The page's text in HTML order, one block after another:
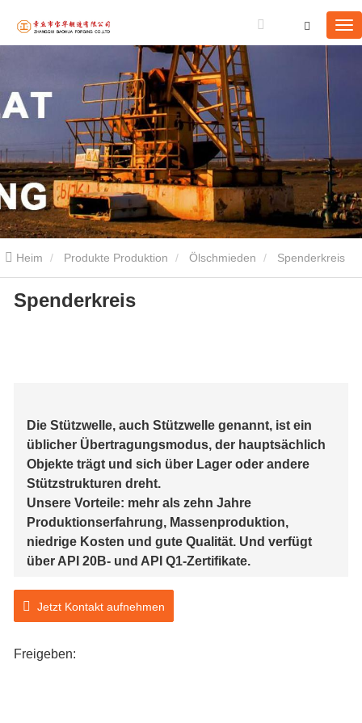
Heim Produkte Produktion Ölschmieden Spenderkreis
Spenderkreis
Die Stützwelle, auch Stützwelle genannt, ist ein
üblicher Übertragungsmodus, der hauptsächlich
Objekte trägt und sich über Lager oder andere
Stützstrukturen dreht.
Unsere Vorteile: mehr als zehn Jahre
Produktionserfahrung, Massenproduktion,
niedrige Kosten und gute Qualität. Und verfügt
über API 20B- und API Q1-Zertifikate.
Jetzt Kontakt aufnehmen
Freigeben: